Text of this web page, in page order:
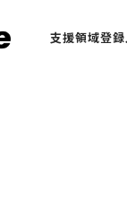
支援領域登